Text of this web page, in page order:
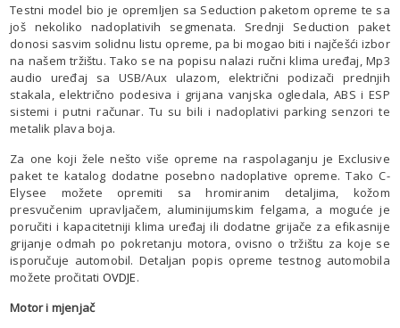
Testni model bio je opremljen sa Seduction paketom opreme te sa
još nekoliko nadoplativih segmenata. Srednji Seduction paket
donosi sasvim solidnu listu opreme, pa bi mogao biti i najčešći izbor
na našem tržištu. Tako se na popisu nalazi ručni klima uređaj, Mp3
audio uređaj sa USB/Aux ulazom, električni podizači prednjih
stakala, električno podesiva i grijana vanjska ogledala, ABS i ESP
sistemi i putni računar. Tu su bili i nadoplativi parking senzori te
metalik plava boja.
Za one koji žele nešto više opreme na raspolaganju je Exclusive
paket te katalog dodatne posebno nadoplative opreme. Tako C-
Elysee možete opremiti sa hromiranim detaljima, kožom
presvučenim upravljačem, aluminijumskim felgama, a moguće je
poručiti i kapacitetniji klima uređaj ili dodatne grijače za efikasnije
grijanje odmah po pokretanju motora, ovisno o tržištu za koje se
isporučuje automobil. Detaljan popis opreme testnog automobila
možete pročitati OVDJE.
Motor i mjenjač